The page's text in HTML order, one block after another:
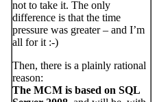
not to take it. The only
difference is that the time
pressure was greater – and I’m
all for it :-)
Then, there is a plainly rational
reason:
The MCM is based on SQL